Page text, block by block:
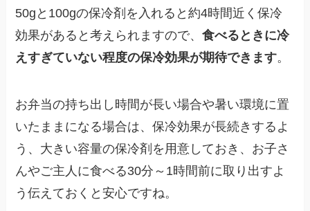
50gと100gの保冷剤を入れると約4時間近く保冷
効果があると考えられますので、食べるときに冷
えすぎていない程度の保冷効果が期待できます。
お弁当の持ち出し時間が長い場合や暑い環境に置
いたままになる場合は、保冷効果が長続きするよ
う、大きい容量の保冷剤を用意しておき、お子さ
んやご主人に食べる30分～1時間前に取り出すよ
う伝えておくと安心ですね。